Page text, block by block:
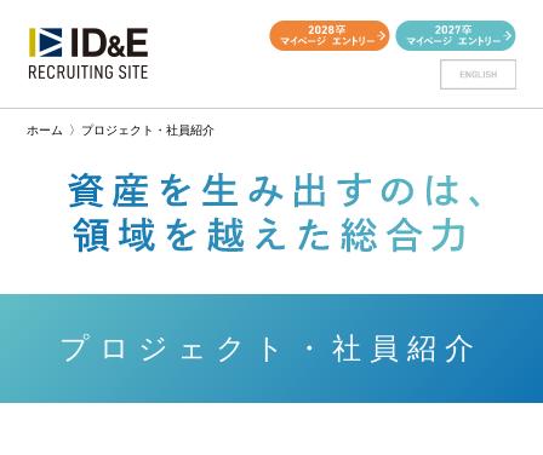
ホーム 〉 プロジェクト・社員紹介
プロジェクト・社員紹介